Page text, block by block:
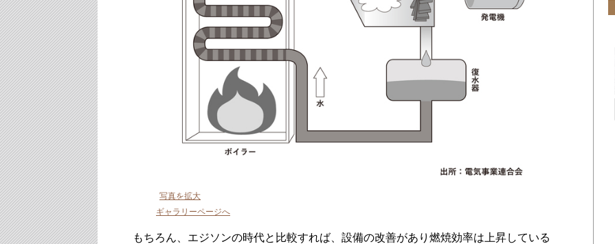
写真を拡大
ギャラリーページへ
もちろん、エジソンの時代と比較すれば、設備の改善があり燃焼効率は上昇している